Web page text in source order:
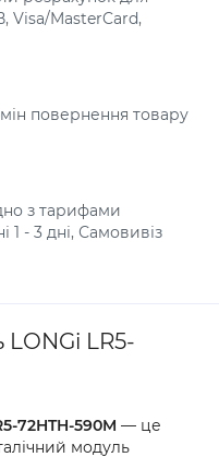
Visa/MasterCard,
повернення товару
з тарифами
1 - 3 дні, Самовивіз
LR5-
72HTH-590M — це
модуль